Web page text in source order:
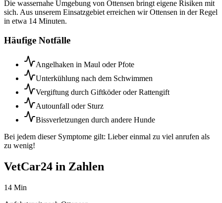
Die wassernahe Umgebung von Ottensen bringt eigene Risiken mit
sich. Aus unserem Einsatzgebiet erreichen wir Ottensen in der Regel
in etwa 14 Minuten.
Häufige Notfälle
Angelhaken in Maul oder Pfote
Unterkühlung nach dem Schwimmen
Vergiftung durch Giftköder oder Rattengift
Autounfall oder Sturz
Bissverletzungen durch andere Hunde
Bei jedem dieser Symptome gilt: Lieber einmal zu viel anrufen als
zu wenig!
VetCar24 in Zahlen
14 Min